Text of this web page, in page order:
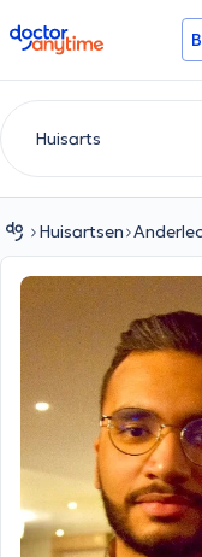
doctoranytime
Huisartsen